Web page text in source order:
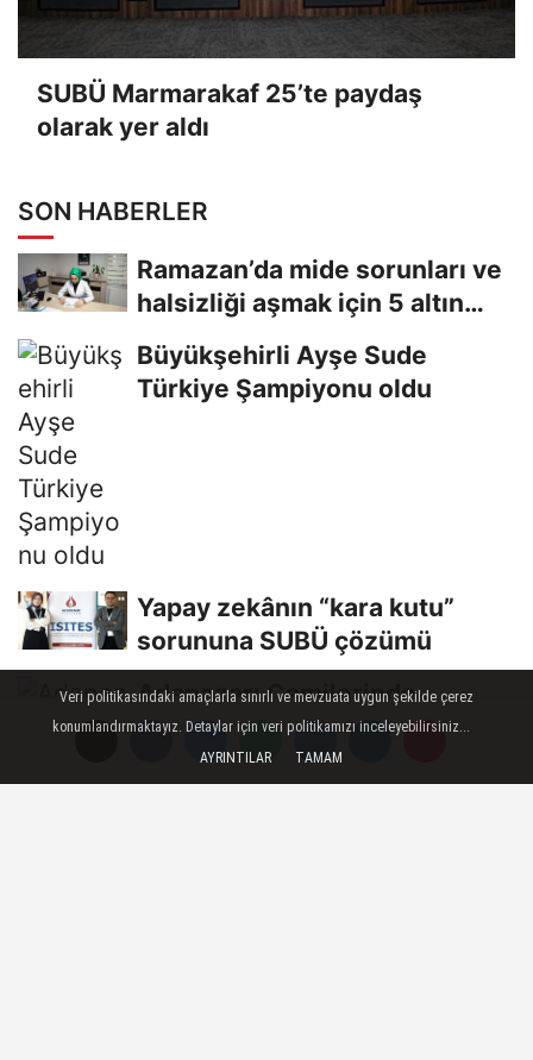
SUBÜ Marmarakaf 25’te paydaş
olarak yer aldı
SON HABERLER
Ramazan’da mide sorunları ve
halsizliği aşmak için 5 altın
Büyükşehirli Ayşe Sude
Türkiye Şampiyonu oldu
Yapay zekânın “kara kutu”
sorununa SUBÜ çözümü
Adapazarı Camilerinde
Ramazan Temizliği
Veri politikasındaki amaçlarla sınırlı ve mevzuata uygun şekilde çerez
konumlandırmaktayız. Detaylar için veri politikamızı inceleyebilirsiniz...
AYRINTILAR
TAMAM